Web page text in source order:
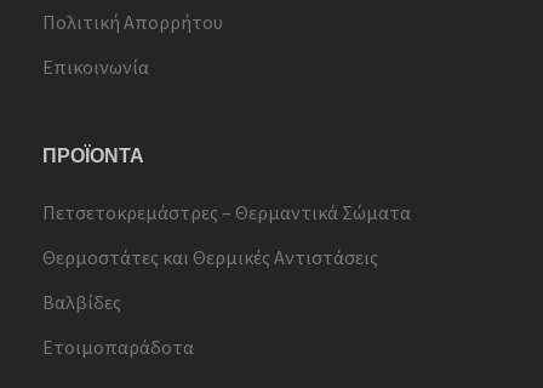
Πολιτική Απορρήτου
Επικοινωνία
ΠΡΟΪΟΝΤΑ
Πετσετοκρεμάστρες – Θερμαντικά Σώματα
Θερμοστάτες και Θερμικές Αντιστάσεις
Βαλβίδες
Ετοιμοπαράδοτα